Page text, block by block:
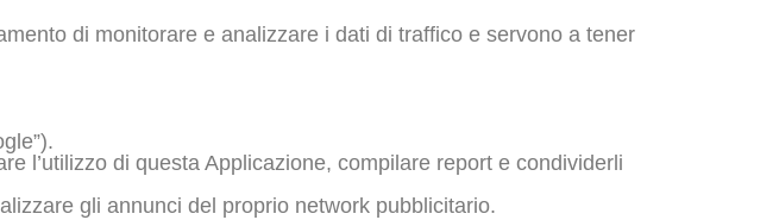
di monitorare e analizzare i dati di traffico e servono a tener
l’utilizzo di questa Applicazione, compilare report e condividerli
gli annunci del proprio network pubblicitario.